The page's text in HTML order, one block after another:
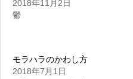
2018年11月2日
鬱
モラハラのかわし方
2018年7月1日